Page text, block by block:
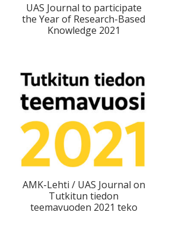
UAS Journal to participate
the Year of Research-Based
Knowledge 2021
AMK-Lehti / UAS Journal on
Tutkitun tiedon
teemavuoden 2021 teko